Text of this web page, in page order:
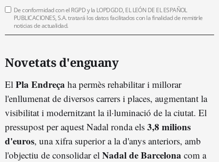
De conformidad con el RGPD y la LOPDGDD, EL LEÓN DE EL ESPAÑOL
PUBLICACIONES, S.A. tratará los datos facilitados con la finalidad de remitirle
noticias de actualidad.
Novetats d'enguany
El Pla Endreça ha permès rehabilitar i millorar
l'enllumenat de diversos carrers i places, augmentant la
visibilitat i modernitzant la il·luminació de la ciutat. El
pressupost per aquest Nadal ronda els 3,8 milions
d'euros, una xifra superior a la d'anys anteriors, amb
l'objectiu de consolidar el Nadal de Barcelona com a